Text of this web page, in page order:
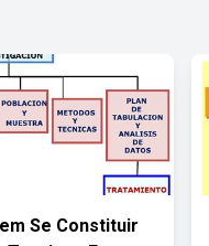
Se Constituir